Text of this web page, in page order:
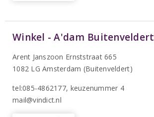
Winkel - A'dam Buitenveldert
Arent Janszoon Ernststraat 665
1082 LG Amsterdam (Buitenveldert)
tel:085-4862177, keuzenummer 4
mail@vindict.nl